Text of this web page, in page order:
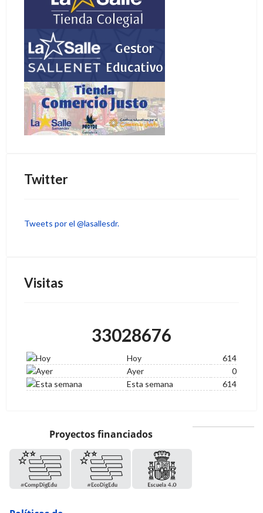
Twitter
Tweets por el @lasallesdr.
Visitas
33028676
Hoy
614
Ayer
0
Esta semana
614
Proyectos financiados